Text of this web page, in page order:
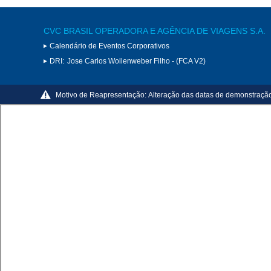
CVC BRASIL OPERADORA E AGÊNCIA DE VIAGENS S.A.
Calendário de Eventos Corporativos
DRI: Jose Carlos Wollenweber Filho - (FCA V2)
Motivo de Reapresentação: Alteração das datas de